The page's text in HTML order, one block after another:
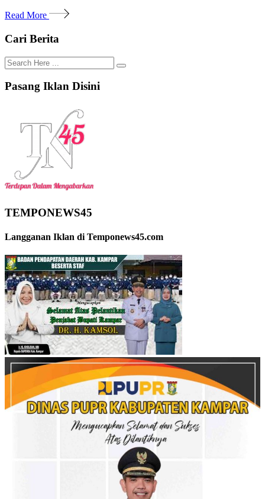
Read More
Cari Berita
Pasang Iklan Disini
TEMPONEWS45
Langganan Iklan di Temponews45.com